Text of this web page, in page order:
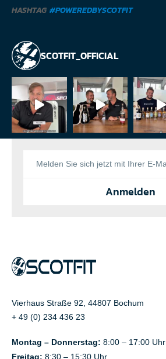
HASHTAG #POWEREDBYSCOTFIT
SCOTFIT_OFFICIAL
Anmelden
Vierhaus Straße 92, 44807 Bochum
+ 49 (0) 234 436 23
Montag – Donnerstag: 8:00 – 17:00 Uhr
Freitag: 8:30 – 15:30 Uhr